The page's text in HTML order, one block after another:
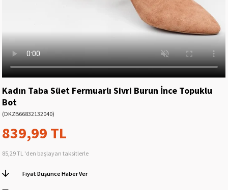
Kadın Taba Süet Fermuarlı Sivri Burun İnce Topuklu
Bot
(DKZB66832132040)
839,99 TL
85,29 TL 'den başlayan taksitlerle
Fiyat Düşünce Haber Ver